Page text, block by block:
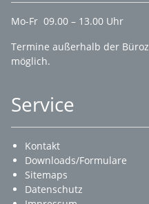
Mo-Fr 09.00 – 13.00 Uhr
Termine außerhalb der
möglich.
Service
Kontakt
Downloads/Formulare
Sitemaps
Datenschutz